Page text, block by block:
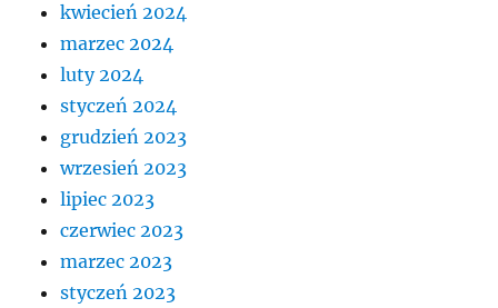
kwiecień 2024
marzec 2024
luty 2024
styczeń 2024
grudzień 2023
wrzesień 2023
lipiec 2023
czerwiec 2023
marzec 2023
styczeń 2023